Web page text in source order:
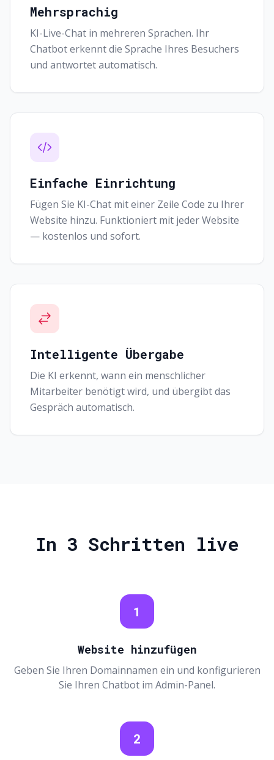
Mehrsprachig
KI-Live-Chat in mehreren Sprachen. Ihr
Chatbot erkennt die Sprache Ihres Besuchers
und antwortet automatisch.
Einfache Einrichtung
Fügen Sie KI-Chat mit einer Zeile Code zu Ihrer
Website hinzu. Funktioniert mit jeder Website
— kostenlos und sofort.
Intelligente Übergabe
Die KI erkennt, wann ein menschlicher
Mitarbeiter benötigt wird, und übergibt das
Gespräch automatisch.
In 3 Schritten live
1
Website hinzufügen
Geben Sie Ihren Domainnamen ein und konfigurieren
Sie Ihren Chatbot im Admin-Panel.
2